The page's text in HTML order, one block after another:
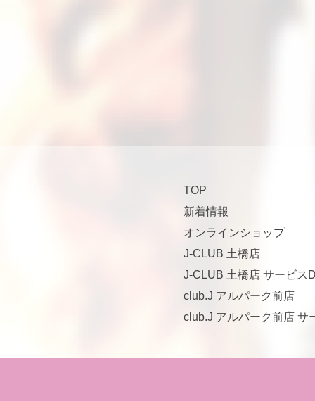
TOP
新着情報
オンラインショップ
J-CLUB 土橋店
J-CLUB 土橋店 サービス
club.J アルパーク前店
club.J アルパーク前店 サ